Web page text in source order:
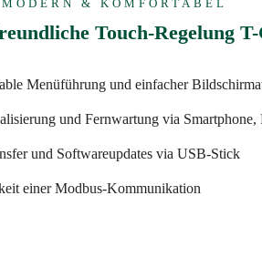
& KOMFORTABEL
Touch-Regelung
Menüführung und einfacher
und Fernwartung via Smartphone,
und Softwareupdates via USB-Stick
einer Modbus-Kommunikation